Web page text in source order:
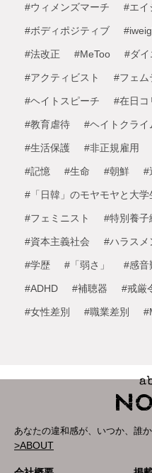
#ウィメンズマーチ #エイ
#ボディポジティブ
#法改正 #MeToo #ダイ
#アクティビスト #フェム
#ヘイトスピーチ #在日コ
#教育虐待 #ヘイトクライ
#生活保護 #非正規雇用
#記憶 #生命 #朝鮮 #
#「日韓」のモヤモヤと大学
#フェミニスト #特別養子
#資本主義社会 #ハラスメ
#学歴 #「弱さ」 #感音
#ADHD #補聴器 #戒厳
#女性差別 #職業差別
あなたの違和感が、いつか、誰
>ABOUT